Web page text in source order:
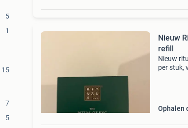
5
1
15
7
5
Nieuw
refill
Nieuw
per stuk,
Ophalen